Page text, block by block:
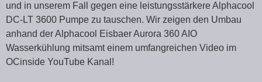
und in unserem Fall gegen eine leistungsstärkere Alphacool
DC-LT 3600 Pumpe zu tauschen. Wir zeigen den Umbau
anhand der Alphacool Eisbaer Aurora 360 AIO
Wasserkühlung mitsamt einem umfangreichen Video im
OCinside YouTube Kanal!